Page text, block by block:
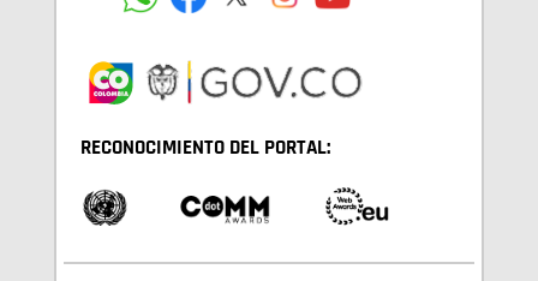
RECONOCIMIENTO DEL PORTAL: